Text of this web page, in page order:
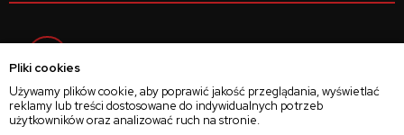
Pliki cookies
Używamy plików cookie, aby poprawić jakość przeglądania, wyświetlać
reklamy lub treści dostosowane do indywidualnych potrzeb
użytkowników oraz analizować ruch na stronie.
Instagram